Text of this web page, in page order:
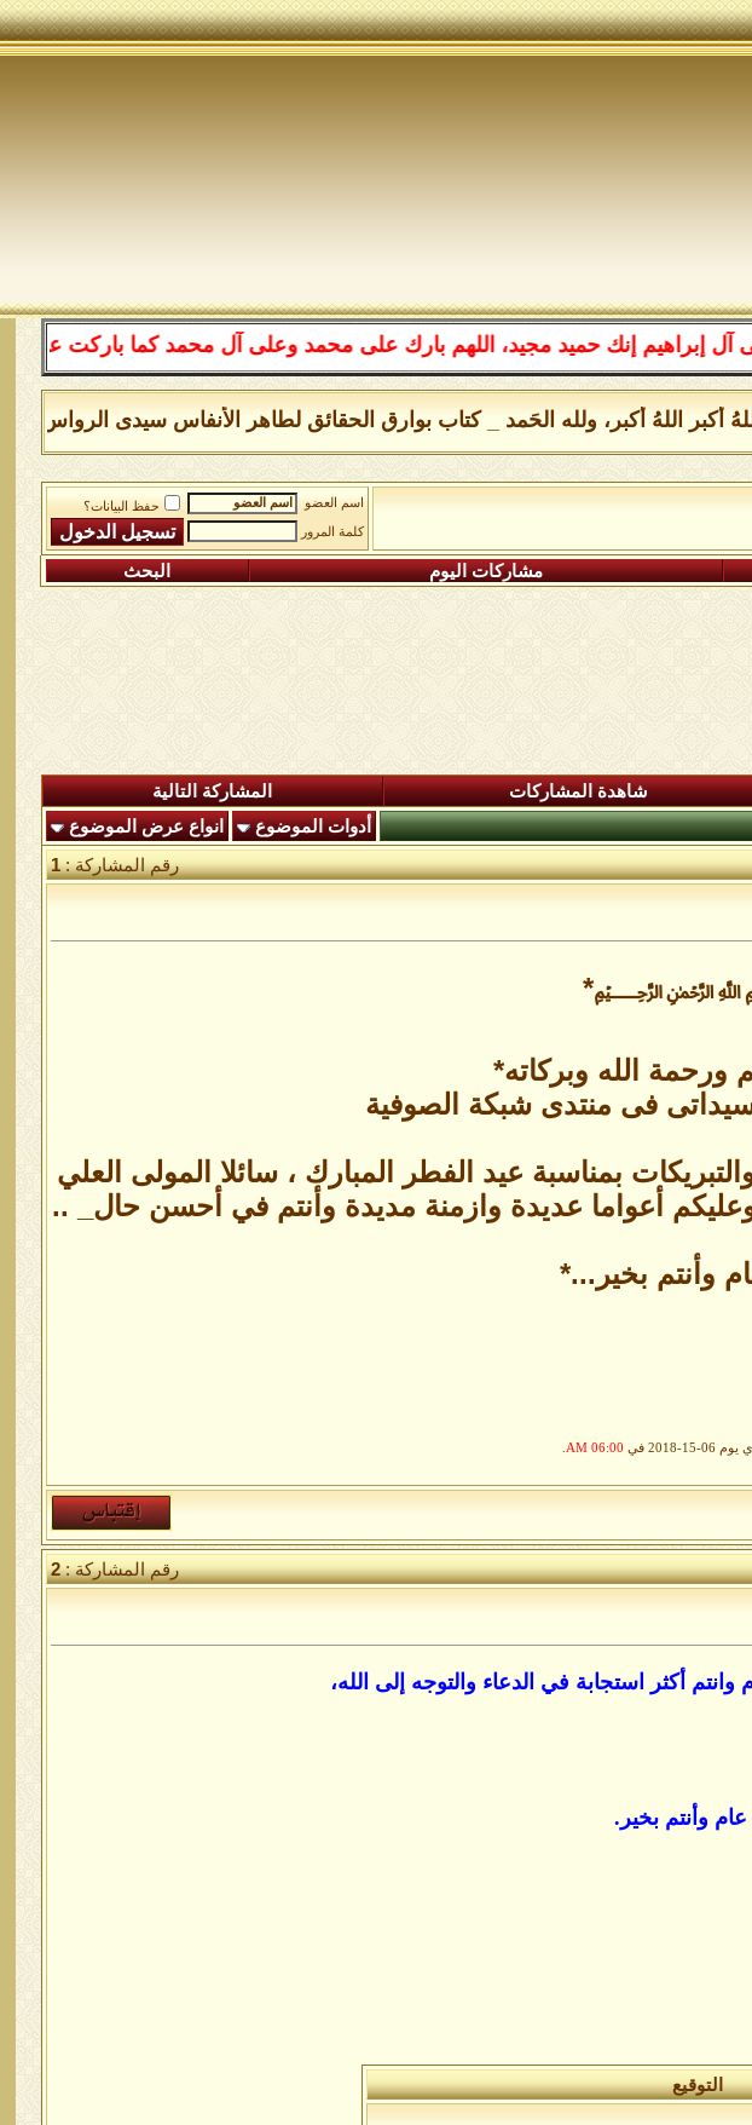
إنك حميد مجيد، اللهم بارك على محمد وعلى آل محمد كما باركت على
أكبر اللهُ أكبر، ولله الحَمد _ كتاب بوارق الحقائق لطاهر الأنفاس سيدى الرواس اضغط
اسم العضو
حفظ البيانات؟
كلمة المرور
مشاركات اليوم البحث
شاهدة المشاركات
المشاركة التالية
أدوات الموضوع
انواع عرض الموضوع
رقم المشاركة :1
ورحمة الله وبركاته*
فى منتدى شبكة الصوفية
بمناسبة عيد الفطر المبارك ، سائلا المولى العلي
وعليكم أعواما عديدة وازمنة مديدة وأنتم في أحسن حال_ ..
وأنتم بخير...*
15-2018 في 06:00 AM
رقم المشاركة :2
أكثر استجابة في الدعاء والتوجه إلى الله،
وأنتم بخير.
التوقيع